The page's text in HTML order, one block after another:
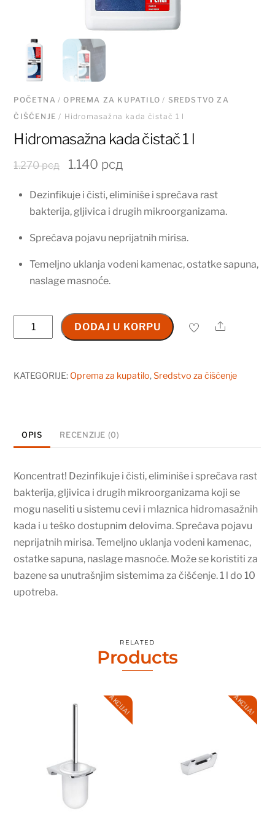
POČETNA/OPREMA ZA KUPATILO / SREDSTVO ZA
ČIŠĆENJE / Hidromasažna kada čistač 1 l
Hidromasažna kada čistač 1 l
1.270рсд
Originalna
je
bila:
1.140 рсдTrenutna
je:
1.140 рсд.
Dezinfikuje i čisti, eliminiše i sprečava rast
bakterija, gljivica i drugih mikroorganizama.
Sprečava pojavu neprijatnih mirisa.
Temeljno uklanja vodeni kamenac, ostatke sapuna,
naslage masnoće.
Hidromasažna
kada
1
DODAJ U KORPU Share
KATEGORIJE: Oprema za kupatilo,Sredstvo za čišćenje
OPIS RECENZIJE (0)
Koncentrat! Dezinfikuje i čisti, eliminiše i sprečava rast
bakterija, gljivica i drugih mikroorganizama koji se
mogu naseliti u sistemu cevi i mlaznica hidromasažnih
kada i u teško dostupnim delovima. Sprečava pojavu
neprijatnih mirisa. Temeljno uklanja vodeni kamenac,
ostatke sapuna, naslage masnoće. Može se koristiti za
bazene sa unutrašnjim sistemima za čišćenje. 1 l do 10
upotreba.
RELATED
Products
AKCIJA! AKCIJA!